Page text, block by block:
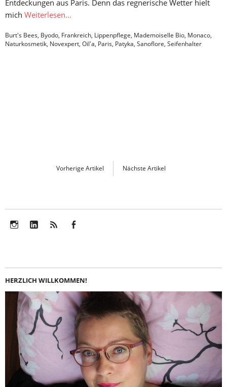
Entdeckungen aus Paris. Denn das regnerische Wetter hielt
mich Weiterlesen…
Burt's Bees, Byodo, Frankreich, Lippenpflege, Mademoiselle Bio, Monaco,
Naturkosmetik, Novexpert, Oil'a, Paris, Patyka, Sanoflore, Seifenhalter
Vorherige Artikel Nächste Artikel
HERZLICH WILLKOMMEN!